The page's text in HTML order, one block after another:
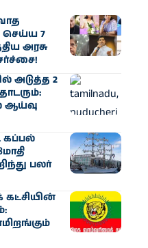
7
அரசு
அடுத்த 2
கப்பல்
பலர்
கட்சியின்